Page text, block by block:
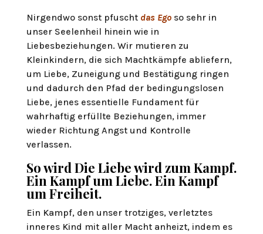
Nirgendwo sonst pfuscht das Egoso sehr in
unser Seelenheil hinein wie in
Liebesbeziehungen. Wir mutieren zu
Kleinkindern, die sich Machtkämpfe abliefern,
um Liebe, Zuneigung und Bestätigung ringen
und dadurch den Pfad der bedingungslosen
Liebe, jenes essentielle Fundament für
wahrhaftig erfüllte Beziehungen, immer
wieder Richtung Angst und Kontrolle
verlassen.
So wird Die Liebe wird zum Kampf.
Ein Kampf um Liebe. Ein Kampf
um Freiheit.
Ein Kampf, den unser trotziges, verletztes
inneres Kind mit aller Macht anheizt, indem es